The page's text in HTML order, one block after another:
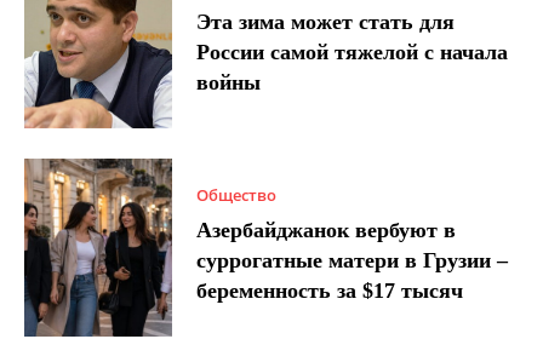
Эта зима может стать для
России самой тяжелой с начала
войны
Общество
Азербайджанок вербуют в
суррогатные матери в Грузии –
беременность за $17 тысяч